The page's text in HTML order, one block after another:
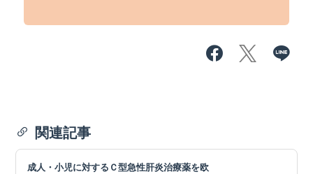
関連記事
成人・小児に対するＣ型急性肝炎治療薬を欧